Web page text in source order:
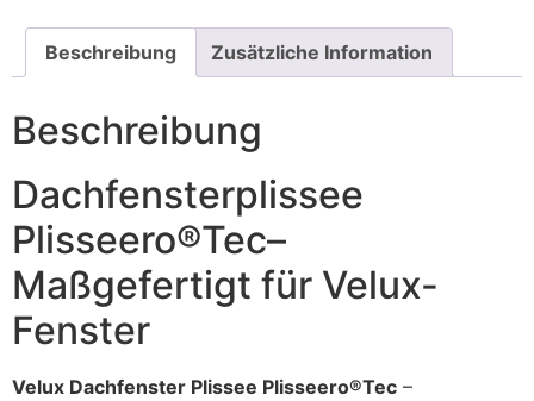
Beschreibung Zusätzliche Information
Beschreibung
Dachfensterplissee
Plisseero®Tec–
Maßgefertigt für Velux-
Fenster
Velux Dachfenster Plissee Plisseero®Tec –